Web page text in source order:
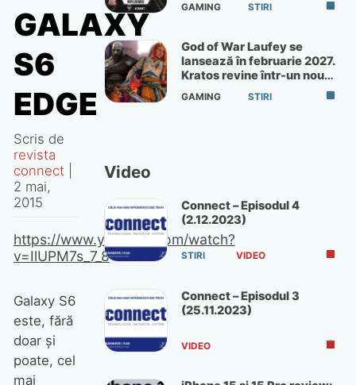
GALAXY
S6
EDGE
Scris de
revista
connect
2 mai,
2015
https://www.youtube.com/watch?
v=IlUPM7s_7_8
Galaxy S6
este, fără
doar și
poate, cel
mai
GAMING STIRI
God of War Laufey se
lansează în februarie 2027.
Kratos revine într-un nou
God of War
GAMING STIRI
Video
Connect – Episodul 4
(2.12.2023)
STIRI VIDEO
Connect – Episodul 3
(25.11.2023)
VIDEO